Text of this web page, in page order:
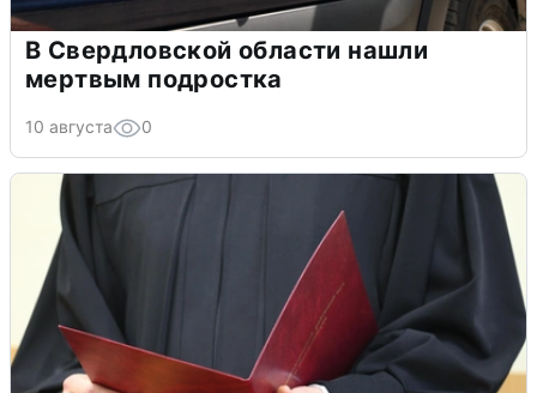
В Свердловской области нашли
мертвым подростка
10 августа 0